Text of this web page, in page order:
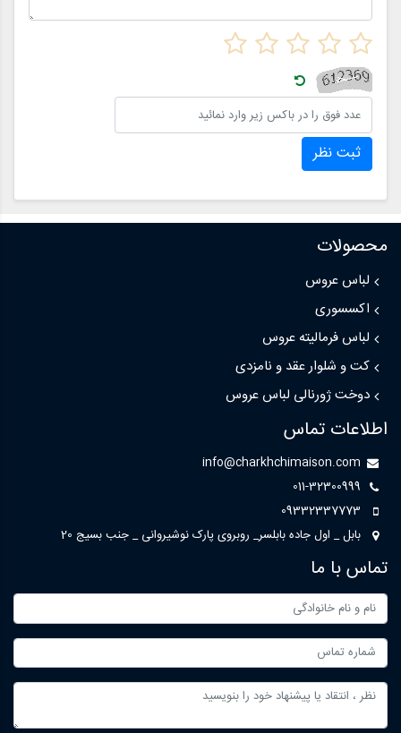
ثبت نظر
محصولات
لباس عروس
اکسسوری
لباس فرمالیته عروس
کت و شلوار عقد و نامزدی
دوخت ژورنالی لباس عروس
اطلاعات تماس
info@charkhchimaison.com
011-32300999
09332337773
بابل _ اول جاده بابلسر_ روبروی پارک نوشیروانی _ جنب بسیج 20
تماس با ما